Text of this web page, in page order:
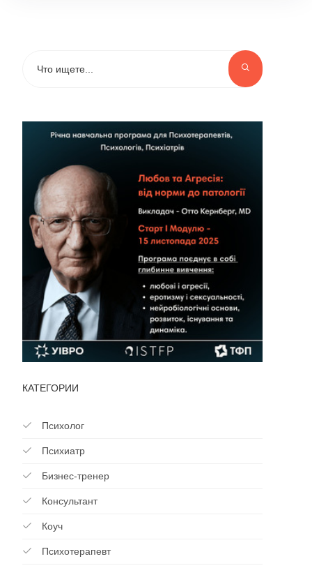
КАТЕГОРИИ
Психолог
Психиатр
Бизнес-тренер
Консультант
Коуч
Психотерапевт